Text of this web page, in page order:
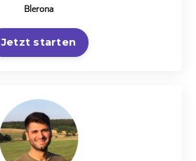
Blerona
Jetzt starten